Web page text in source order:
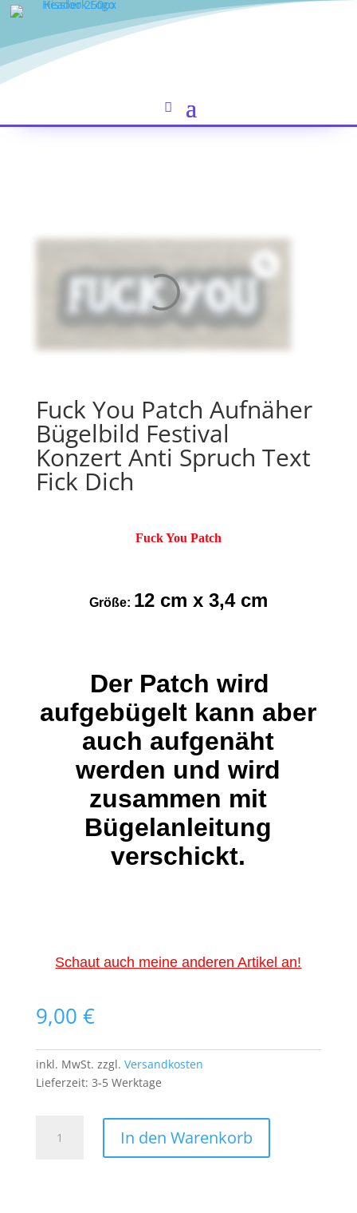
Fuck You Patch Aufnäher
Bügelbild Festival
Konzert Anti Spruch Text
Fick Dich
Fuck You Patch
Größe: 12 cm x 3,4 cm
Der Patch wird
aufgebügelt kann aber
auch aufgenäht
werden und wird
zusammen mit
Bügelanleitung
verschickt.
Schaut auch meine anderen Artikel an!
9,00 €
inkl. MwSt. zzgl. Versandkosten
Lieferzeit: 3-5 Werktage
In den Warenkorb